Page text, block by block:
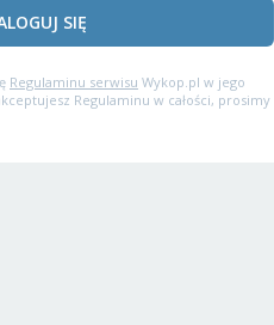
SIĘ
Regulaminu serwisu Wykop.pl w jego
Regulaminu w całości, prosimy